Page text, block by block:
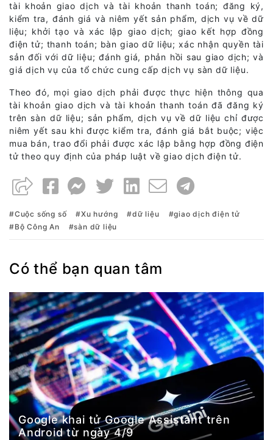
tài khoản giao dịch và tài khoản thanh toán; đăng ký,
kiểm tra, đánh giá và niêm yết sản phẩm, dịch vụ về dữ
liệu; khởi tạo và xác lập giao dịch; giao kết hợp đồng
điện tử; thanh toán; bàn giao dữ liệu; xác nhận quyền tài
sản đối với dữ liệu; đánh giá, phản hồi sau giao dịch; và
giá dịch vụ của tổ chức cung cấp dịch vụ sàn dữ liệu.
Theo đó, mọi giao dịch phải được thực hiện thông qua
tài khoản giao dịch và tài khoản thanh toán đã đăng ký
trên sàn dữ liệu; sản phẩm, dịch vụ về dữ liệu chỉ được
niêm yết sau khi được kiểm tra, đánh giá bắt buộc; việc
mua bán, trao đổi phải được xác lập bằng hợp đồng điện
tử theo quy định của pháp luật về giao dịch điện tử.
Cuộc sống số Xu hướng dữ liệu
giao dịch điện tử
Bộ Công An
sàn dữ liệu
Có thể bạn quan tâm
Google khai tử Google Assistant trên
Android từ ngày 4/9